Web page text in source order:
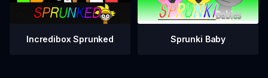
Incredibox Sprunked Sprunki Baby